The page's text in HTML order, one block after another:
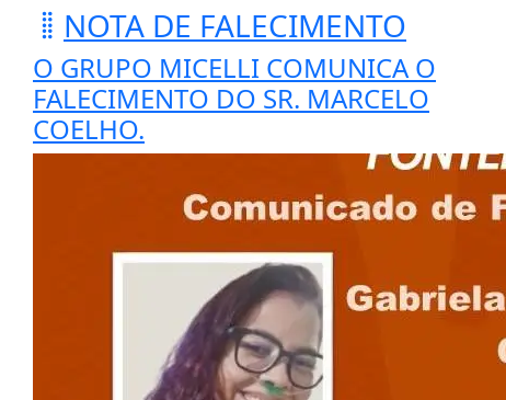
NOTA DE FALECIMENTO
O GRUPO MICELLI COMUNICA O
FALECIMENTO DO SR. MARCELO
COELHO.